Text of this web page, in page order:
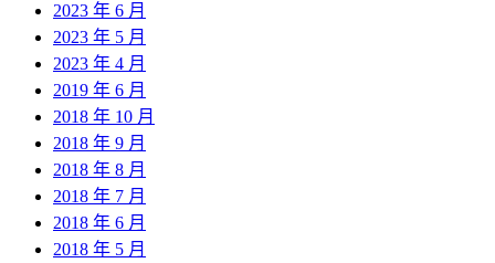
2023 年 6 月
2023 年 5 月
2023 年 4 月
2019 年 6 月
2018 年 10 月
2018 年 9 月
2018 年 8 月
2018 年 7 月
2018 年 6 月
2018 年 5 月